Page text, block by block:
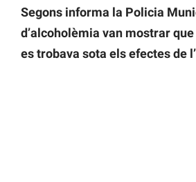
Segons informa la Policia
d’alcoholèmia van mostrar
es trobava sota els efectes de